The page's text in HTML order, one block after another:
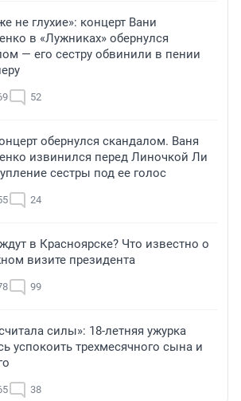
не глухие»: концерт Вани
в «Лужниках» обернулся
— его сестру обвинили в пении
52
обернулся скандалом. Ваня
извинился перед Линочкой Ли
сестры под ее голос
24
в Красноярске? Что известно о
визите президента
99
силы»: 18-летняя ужурка
успокоить трехмесячного сына и
38